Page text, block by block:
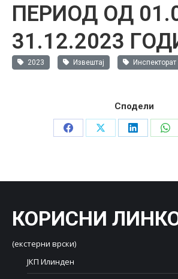
ПЕРИОД ОД
31.12.2023
2023 Извештај Инспекторат
Сподели
Share
Share
Share
КОРИСНИ
(екстерни врски)
ЈКП Илинден